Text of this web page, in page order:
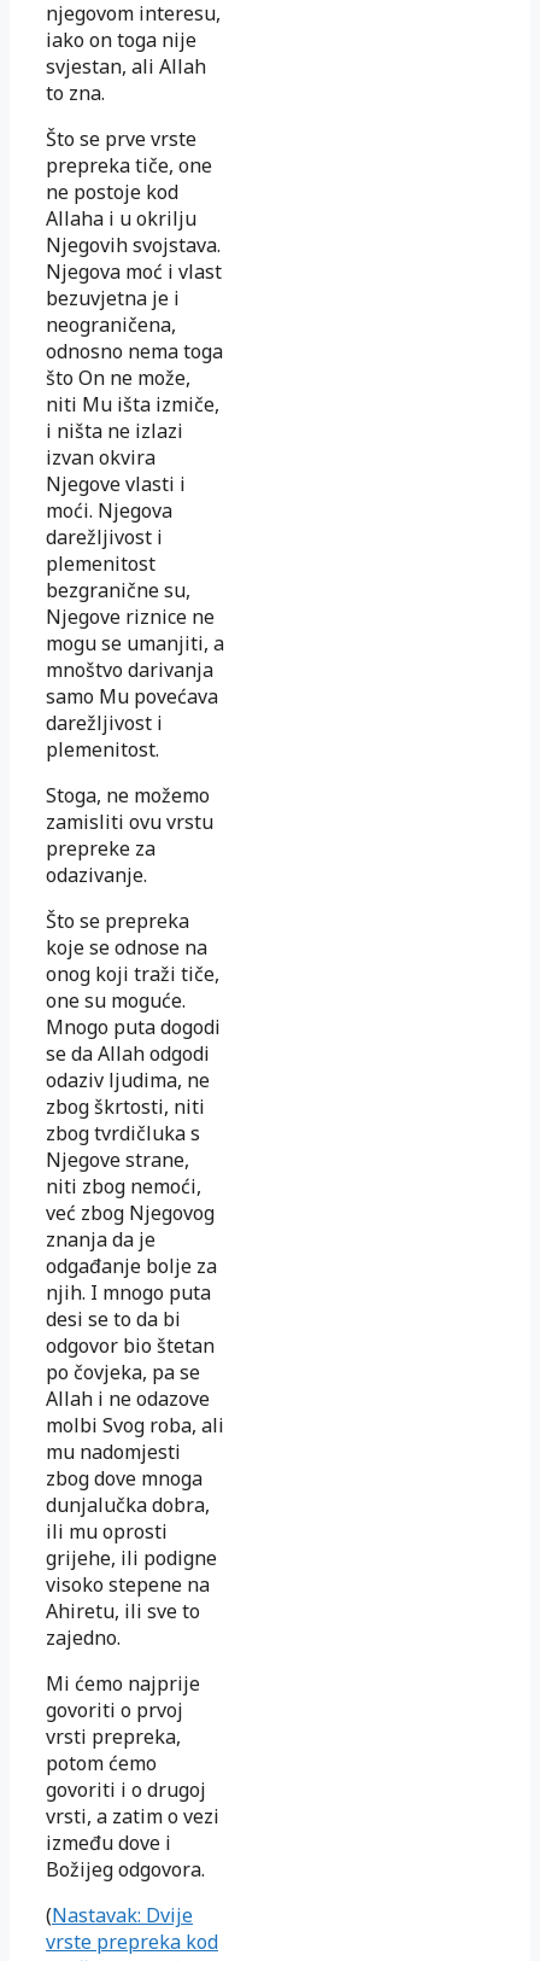
njegovom interesu,
iako on toga nije
svjestan, ali Allah
to zna.
Što se prve vrste
prepreka tiče, one
ne postoje kod
Allaha i u okrilju
Njegovih svojstava.
Njegova moć i vlast
bezuvjetna je i
neograničena,
odnosno nema toga
što On ne može,
niti Mu išta izmiče,
i ništa ne izlazi
izvan okvira
Njegove vlasti i
moći. Njegova
darežljivost i
plemenitost
bezgranične su,
Njegove riznice ne
mogu se umanjiti, a
mnoštvo darivanja
samo Mu povećava
darežljivost i
plemenitost.
Stoga, ne možemo
zamisliti ovu vrstu
prepreke za
odazivanje.
Što se prepreka
koje se odnose na
onog koji traži tiče,
one su moguće.
Mnogo puta dogodi
se da Allah odgodi
odaziv ljudima, ne
zbog škrtosti, niti
zbog tvrdičluka s
Njegove strane,
niti zbog nemoći,
već zbog Njegovog
znanja da je
odgađanje bolje za
njih. I mnogo puta
desi se to da bi
odgovor bio štetan
po čovjeka, pa se
Allah i ne odazove
molbi Svog roba, ali
mu nadomjesti
zbog dove mnoga
dunjalučka dobra,
ili mu oprosti
grijehe, ili podigne
visoko stepene na
Ahiretu, ili sve to
zajedno.
Mi ćemo najprije
govoriti o prvoj
vrsti prepreka,
potom ćemo
govoriti i o drugoj
vrsti, a zatim o vezi
između dove i
Božijeg odgovora.
(Nastavak: Dvije
vrste prepreka kod